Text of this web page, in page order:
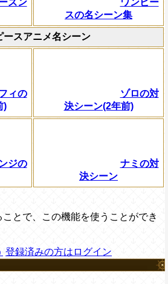
ズン
ワンピー
スの名シーン集
ースアニメ名シーン
ィの
)
ゾロの対
決シーン(2年前)
ジの
ナミの対
決シーン
とで、この機能を使うことができ
登録済みの方はログイン